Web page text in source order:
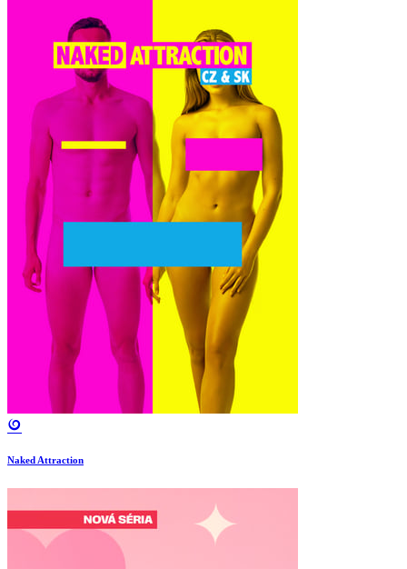
Naked Attraction